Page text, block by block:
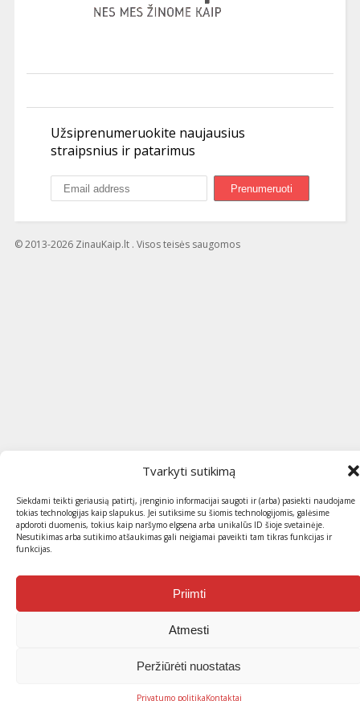
Tvarkyti sutikimą
Siekdami teikti geriausią patirtį, įrenginio informacijai saugoti ir (arba) pasiekti naudojame
tokias technologijas kaip slapukus. Jei sutiksime su šiomis technologijomis, galėsime
apdoroti duomenis, tokius kaip naršymo elgsena arba unikalūs ID šioje svetainėje.
Nesutikimas arba sutikimo atšaukimas gali neigiamai paveikti tam tikras funkcijas ir
funkcijas.
Priimti
Atmesti
Peržiūrėti nuostatas
Privatumo politikaKontaktai
Užsiprenumeruokite naujausius
straipsnius ir patarimus
© 2013-2026 ZinauKaip.lt . Visos teisės saugomos